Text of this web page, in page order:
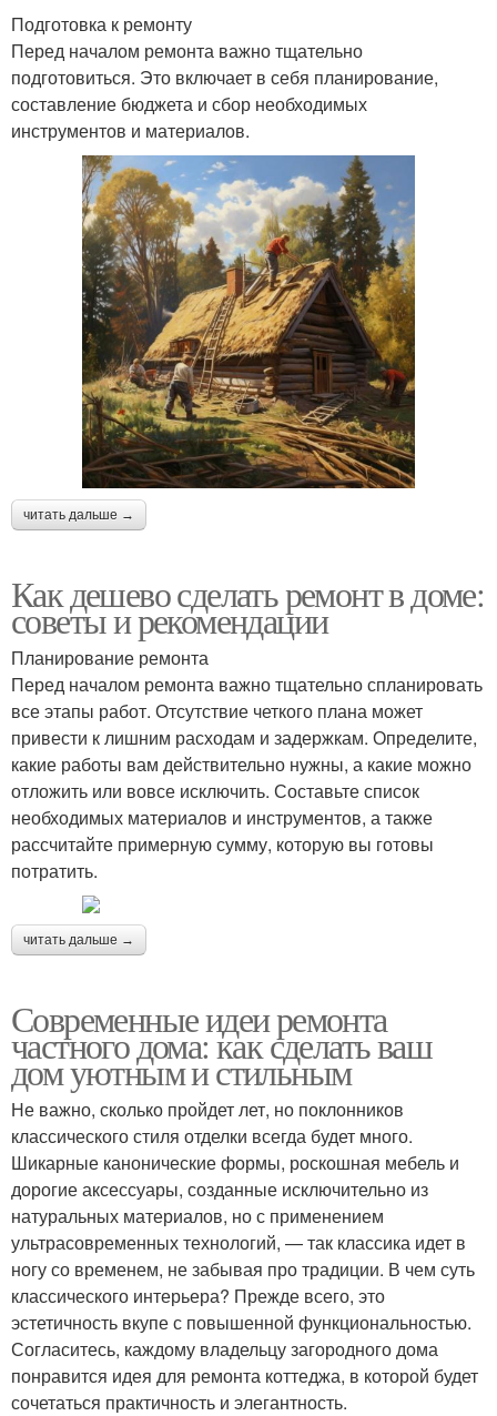
Подготовка к ремонту
Перед началом ремонта важно тщательно
подготовиться. Это включает в себя планирование,
составление бюджета и сбор необходимых
инструментов и материалов.
читать дальше →
Как дешево сделать ремонт в доме:
советы и рекомендации
Планирование ремонта
Перед началом ремонта важно тщательно спланировать
все этапы работ. Отсутствие четкого плана может
привести к лишним расходам и задержкам. Определите,
какие работы вам действительно нужны, а какие можно
отложить или вовсе исключить. Составьте список
необходимых материалов и инструментов, а также
рассчитайте примерную сумму, которую вы готовы
потратить.
читать дальше →
Современные идеи ремонта
частного дома: как сделать ваш
дом уютным и стильным
Не важно, сколько пройдет лет, но поклонников
классического стиля отделки всегда будет много.
Шикарные канонические формы, роскошная мебель и
дорогие аксессуары, созданные исключительно из
натуральных материалов, но с применением
ультрасовременных технологий, — так классика идет в
ногу со временем, не забывая про традиции. В чем суть
классического интерьера? Прежде всего, это
эстетичность вкупе с повышенной функциональностью.
Согласитесь, каждому владельцу загородного дома
понравится идея для ремонта коттеджа, в которой будет
сочетаться практичность и элегантность.